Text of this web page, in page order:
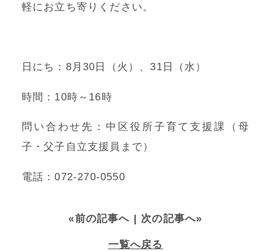
軽にお立ち寄りください。
日にち：8月30日（火）、31日（水）
時間：10時～16時
問い合わせ先：中区役所子育て支援課（母
子・父子自立支援員まで）
電話：072-270-0550
«前の記事へ | 次の記事へ»
一覧へ戻る